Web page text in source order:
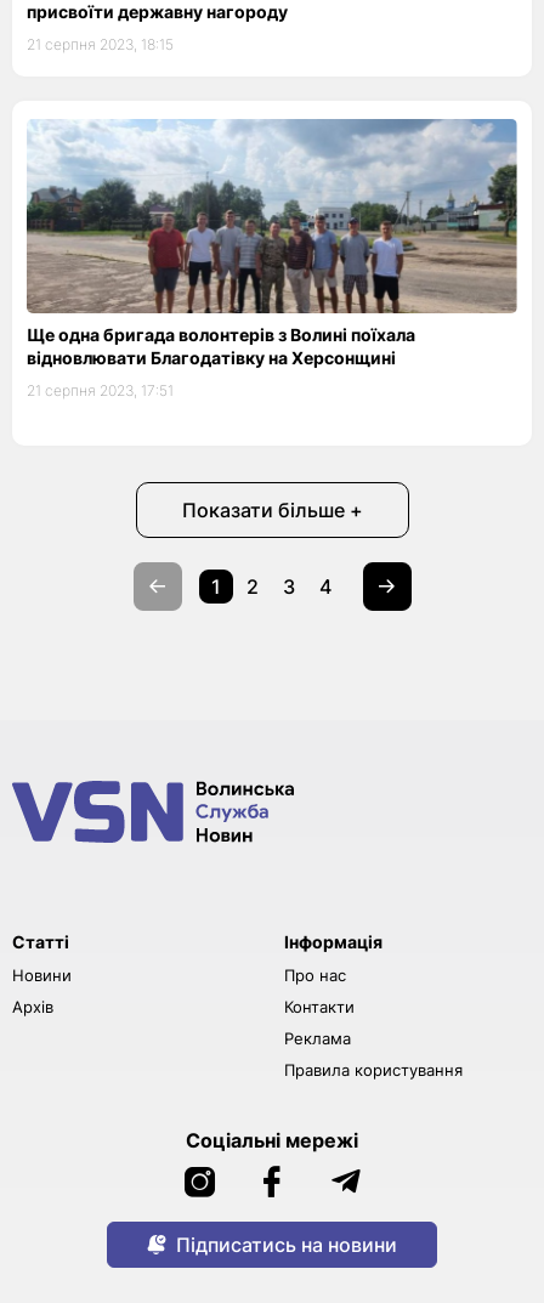
присвоїти державну нагороду
21 серпня 2023, 18:15
Ще одна бригада волонтерів з Волині поїхала
відновлювати Благодатівку на Херсонщині
21 серпня 2023, 17:51
Показати більше +
1 2 3 4
Статті
Новини
Архів
Інформація
Про нас
Контакти
Реклама
Правила користування
Соціальні мережі
Підписатись на новини